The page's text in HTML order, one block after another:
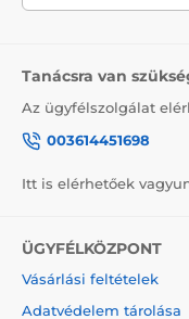
Környezetbarát és
A nyomtatási
Tanácsra van
Az ügyfélszolgálat
003614451698
Itt is elérhetőek
ÜGYFÉLKÖZPONT
Vásárlási feltételek
Adatvédelem tárolása